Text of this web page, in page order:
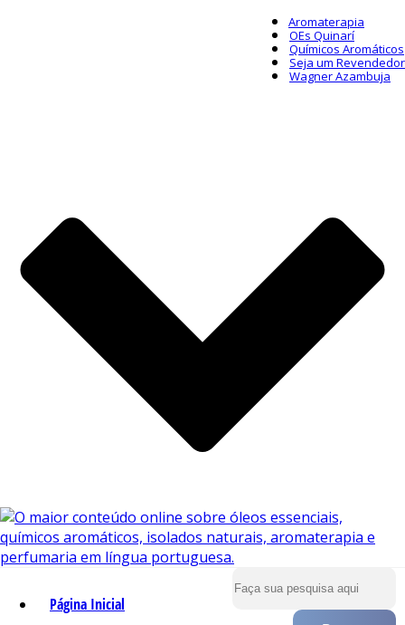
Aromaterapia
OEs Quinarí
Químicos Aromáticos
Seja um Revendedor
Wagner Azambuja
Página Inicial